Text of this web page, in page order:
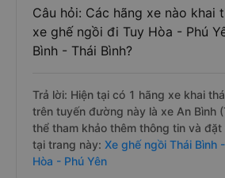
Câu hỏi: Các hãng xe nào khai
xe ghế ngồi đi Tuy Hòa - Phú
Bình - Thái Bình?
Trả lời: Hiện tại có 1 hãng xe khai
trên tuyến đường này là xe An Bình
thể tham khảo thêm thông tin và
tại trang này: Xe ghế ngồi Thái Bình
Hòa - Phú Yên